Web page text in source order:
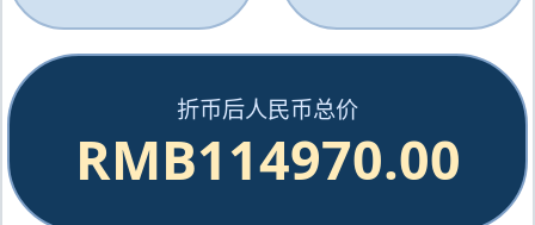
折币后人民币总价
RMB114970.00